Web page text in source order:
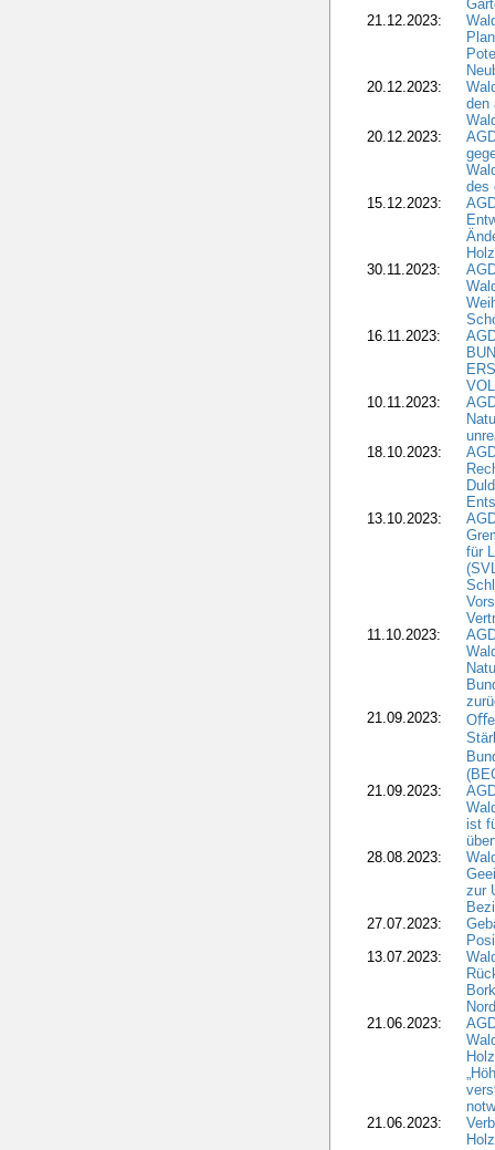
21.12.2023:
20.12.2023:
den
20.12.2023:
des
15.12.2023:
30.11.2023:
16.11.2023:
10.11.2023:
18.10.2023:
13.10.2023:
für
11.10.2023:
21.09.2023:
21.09.2023:
ist
28.08.2023:
zur
27.07.2023:
13.07.2023:
21.06.2023:
21.06.2023: